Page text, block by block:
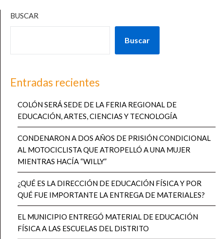
BUSCAR
Buscar
Entradas recientes
COLÓN SERÁ SEDE DE LA FERIA REGIONAL DE
EDUCACIÓN, ARTES, CIENCIAS Y TECNOLOGÍA
CONDENARON A DOS AÑOS DE PRISIÓN CONDICIONAL
AL MOTOCICLISTA QUE ATROPELLÓ A UNA MUJER
MIENTRAS HACÍA “WILLY”
¿QUÉ ES LA DIRECCIÓN DE EDUCACIÓN FÍSICA Y POR
QUÉ FUE IMPORTANTE LA ENTREGA DE MATERIALES?
EL MUNICIPIO ENTREGÓ MATERIAL DE EDUCACIÓN
FÍSICA A LAS ESCUELAS DEL DISTRITO